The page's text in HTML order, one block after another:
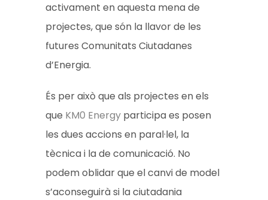
activament en aquesta mena de
projectes, que són la llavor de les
futures Comunitats Ciutadanes
d’Energia.
És per això que als projectes en els
que KM0 Energy participa es posen
les dues accions en paral·lel, la
tècnica i la de comunicació. No
podem oblidar que el canvi de model
s’aconseguirà si la ciutadania